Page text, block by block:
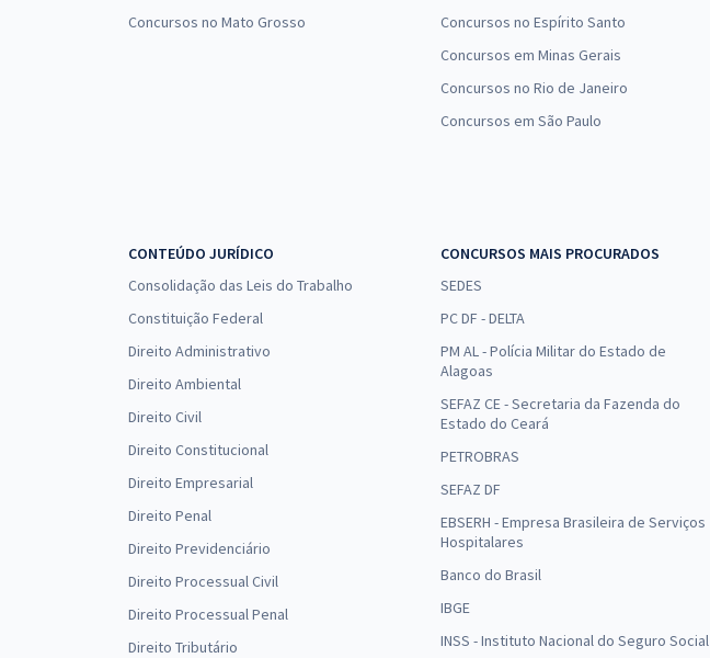
Concursos no Mato Grosso
Concursos no Espírito Santo
Concursos em Minas Gerais
Concursos no Rio de Janeiro
Concursos em São Paulo
CONTEÚDO JURÍDICO
Consolidação das Leis do Trabalho
Constituição Federal
Direito Administrativo
Direito Ambiental
Direito Civil
Direito Constitucional
Direito Empresarial
Direito Penal
Direito Previdenciário
Direito Processual Civil
Direito Processual Penal
Direito Tributário
CONCURSOS MAIS PROCURADOS
SEDES
PC DF - DELTA
PM AL - Polícia Militar do Estado de
Alagoas
SEFAZ CE - Secretaria da Fazenda do
Estado do Ceará
PETROBRAS
SEFAZ DF
EBSERH - Empresa Brasileira de Serviços
Hospitalares
Banco do Brasil
IBGE
INSS - Instituto Nacional do Seguro Social